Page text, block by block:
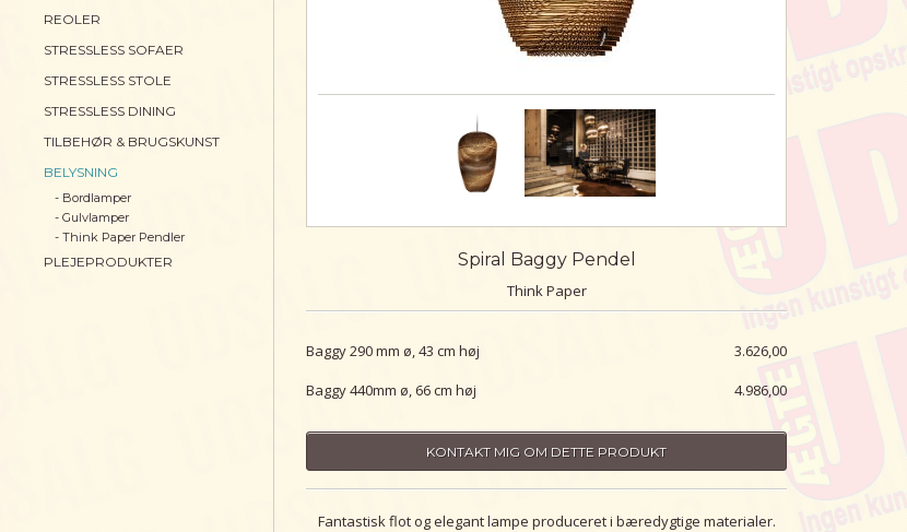
REOLER
STRESSLESS SOFAER
STRESSLESS STOLE
STRESSLESS DINING
TILBEHØR & BRUGSKUNST
BELYSNING
- Bordlamper
- Gulvlamper
- Think Paper Pendler
PLEJEPRODUKTER Spiral Baggy Pendel
Think Paper
Baggy 290 mm ø, 43 cm høj
3.626,00
Baggy 440mm ø, 66 cm høj
4.986,00
KONTAKT MIG OM DETTE PRODUKT
Fantastisk flot og elegant lampe produceret i bæredygtige materialer.